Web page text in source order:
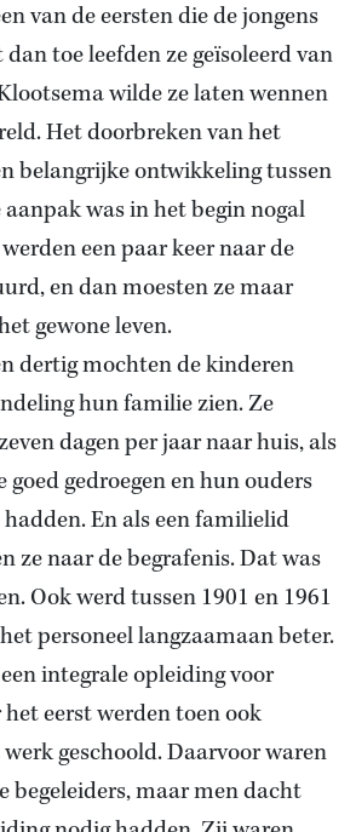
van de eersten die de jongens
toe leefden ze geïsoleerd van
wilde ze laten wennen
Het doorbreken van het
belangrijke ontwikkeling tussen
aanpak was in het begin nogal
een paar keer naar de
en dan moesten ze maar
gewone leven.
mochten de kinderen
hun familie zien. Ze
dagen per jaar naar huis, als
gedroegen en hun ouders
En als een familielid
ze naar de begrafenis. Dat was
Ook werd tussen 1901 en 1961
personeel langzaamaan beter.
integrale opleiding voor
het eerst werden toen ook
geschoold. Daarvoor waren
begeleiders, maar men dacht